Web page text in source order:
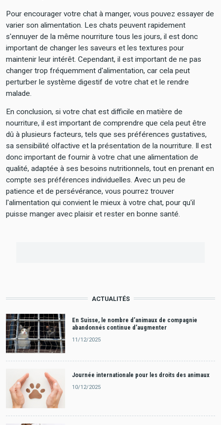
Pour encourager votre chat à manger, vous pouvez essayer de
varier son alimentation. Les chats peuvent rapidement
s'ennuyer de la même nourriture tous les jours, il est donc
important de changer les saveurs et les textures pour
maintenir leur intérêt. Cependant, il est important de ne pas
changer trop fréquemment d'alimentation, car cela peut
perturber le système digestif de votre chat et le rendre
malade.
En conclusion, si votre chat est difficile en matière de
nourriture, il est important de comprendre que cela peut être
dû à plusieurs facteurs, tels que ses préférences gustatives,
sa sensibilité olfactive et la présentation de la nourriture. Il est
donc important de fournir à votre chat une alimentation de
qualité, adaptée à ses besoins nutritionnels, tout en prenant en
compte ses préférences individuelles. Avec un peu de
patience et de persévérance, vous pourrez trouver
l'alimentation qui convient le mieux à votre chat, pour qu'il
puisse manger avec plaisir et rester en bonne santé.
ACTUALITÉS
En Suisse, le nombre d’animaux de compagnie
abandonnés continue d’augmenter
11/12/2025
Journée internationale pour les droits des animaux
10/12/2025